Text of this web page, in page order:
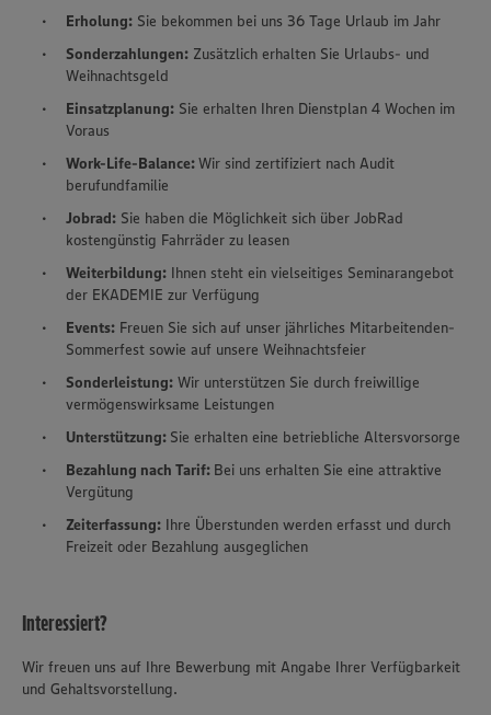
Erholung: Sie bekommen bei uns 36 Tage Urlaub im Jahr
Sonderzahlungen: Zusätzlich erhalten Sie Urlaubs- und
Weihnachtsgeld
Einsatzplanung: Sie erhalten Ihren Dienstplan 4 Wochen im
Voraus
Work-Life-Balance:Wir sind zertifiziert nach Audit
berufundfamilie
Jobrad: Sie haben die Möglichkeit sich über JobRad
kostengünstig Fahrräder zu leasen
Weiterbildung: Ihnen steht ein vielseitiges Seminarangebot
der EKADEMIE zur Verfügung
Events: Freuen Sie sich auf unser jährliches Mitarbeitenden-
Sommerfest sowie auf unsere Weihnachtsfeier
Sonderleistung: Wir unterstützen Sie durch freiwillige
vermögenswirksame Leistungen
Unterstützung: Sie erhalten eine betriebliche Altersvorsorge
Bezahlung nach Tarif: Bei uns erhalten Sie eine attraktive
Vergütung
Zeiterfassung: Ihre Überstunden werden erfasst und durch
Freizeit oder Bezahlung ausgeglichen
Interessiert?
Wir freuen uns auf Ihre Bewerbung mit Angabe Ihrer Verfügbarkeit
und Gehaltsvorstellung.